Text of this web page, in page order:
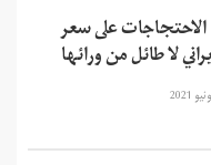
الاحتجاجات على سعر
لا طائل من ورائها